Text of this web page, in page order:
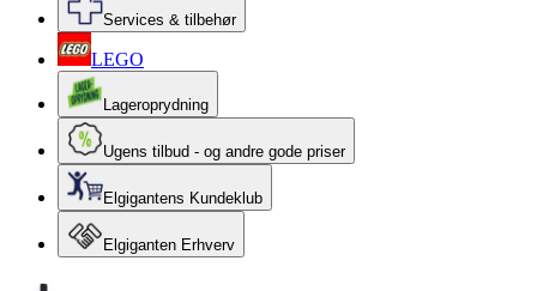
Services & tilbehør
LEGO
Lageroprydning
Ugens tilbud - og andre gode priser
Elgigantens Kundeklub
Elgiganten Erhverv